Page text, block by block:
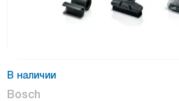
В наличии
Bosch